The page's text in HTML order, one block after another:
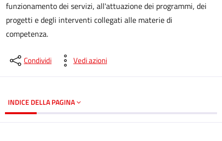
funzionamento dei servizi, all'attuazione dei programmi, dei
progetti e degli interventi collegati alle materie di
competenza.
Condividi Vedi azioni
INDICE DELLA PAGINA